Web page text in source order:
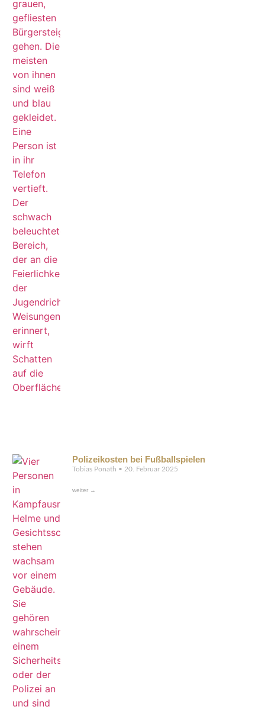
Polizeikosten bei Fußballspielen
Tobias Ponath 20. Februar 2025
weiter →